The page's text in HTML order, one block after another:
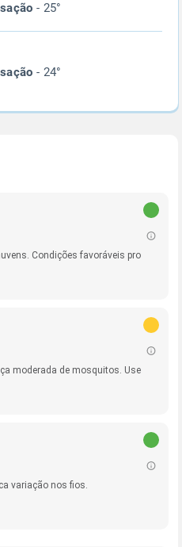
- 25°
- 24°
Condições favoráveis pro
moderada de mosquitos. Use
variação nos fios.